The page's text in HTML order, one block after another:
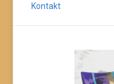
Kontakt